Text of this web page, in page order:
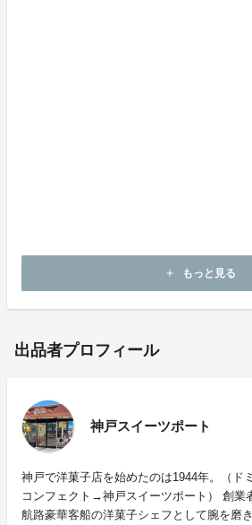
神戸スイーツポート一同
add もっと見る
出品者プロフィール
神戸スイーツポート
神戸で洋菓子店を始めたのは1944年。（ド
コンフェクト→神戸スイーツポート） 創
航路豪華客船の洋菓子シェフとして腕を磨